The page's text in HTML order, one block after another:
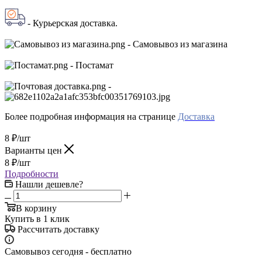
- Курьерская доставка.
- Самовывоз из магазина
- Постамат
-
Более подробная информация на странице Доставка
8 ₽/шт
Варианты цен
8 ₽/шт
Подробности
Нашли дешевле?
В корзину
Купить в 1 клик
Рассчитать доставку
Самовывоз сегодня - бесплатно